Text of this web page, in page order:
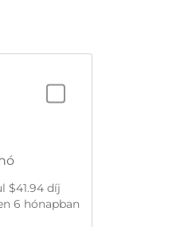
$41.94 díj
6 hónapban